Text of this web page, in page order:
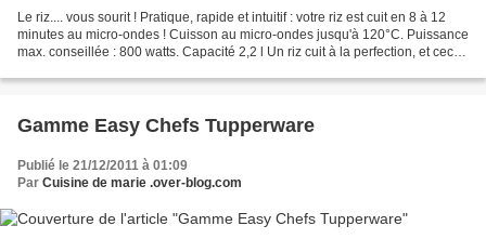
Le riz.... vous sourit ! Pratique, rapide et intuitif : votre riz est cuit en 8 à 12
minutes au micro-ondes ! Cuisson au micro-ondes jusqu'à 120°C. Puissance
max. conseillée : 800 watts. Capacité 2,2 l Un riz cuit à la perfection, et ceci
Gamme Easy Chefs Tupperware
Publié le 21/12/2011 à 01:09
Par Cuisine de marie .over-blog.com